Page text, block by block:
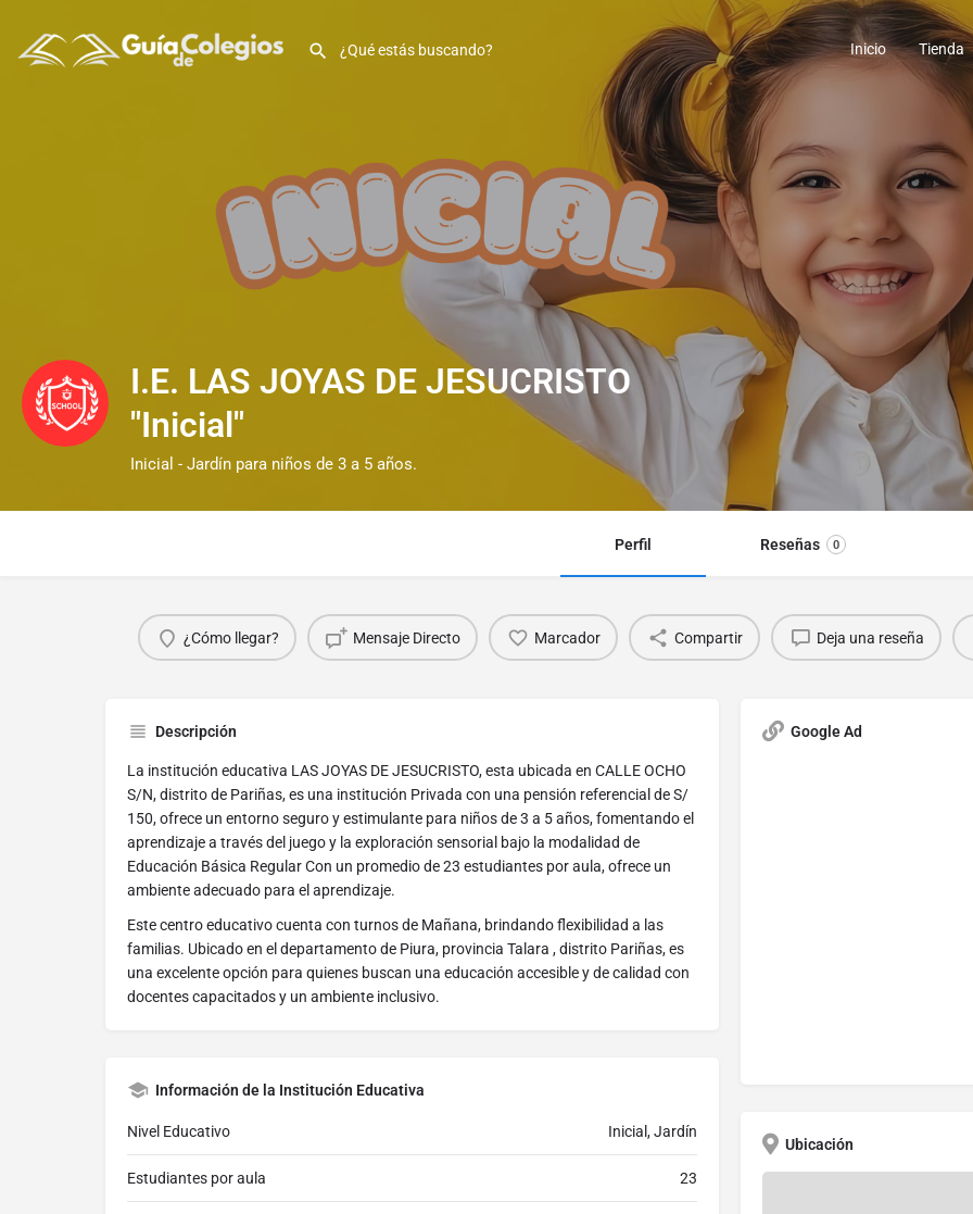
Inicio Tienda
I.E. LAS JOYAS DE JESUCRISTO
"Inicial"
Inicial - Jardín para niños de 3 a 5 años.
Perfil Reseñas 0
¿Cómo llegar? Mensaje Directo Marcador Compartir Deja una reseña
Descripción
La institución educativa LAS JOYAS DE JESUCRISTO, esta ubicada en CALLE OCHO
S/N, distrito de Pariñas, es una institución Privada con una pensión referencial de S/
150, ofrece un entorno seguro y estimulante para niños de 3 a 5 años, fomentando el
aprendizaje a través del juego y la exploración sensorial bajo la modalidad de
Educación Básica Regular Con un promedio de 23 estudiantes por aula, ofrece un
ambiente adecuado para el aprendizaje.
Este centro educativo cuenta con turnos de Mañana, brindando flexibilidad a las
familias. Ubicado en el departamento de Piura, provincia Talara , distrito Pariñas, es
una excelente opción para quienes buscan una educación accesible y de calidad con
docentes capacitados y un ambiente inclusivo.
Información de la Institución Educativa
Nivel Educativo Inicial, Jardín
Estudiantes por aula 23
Google Ad
Ubicación